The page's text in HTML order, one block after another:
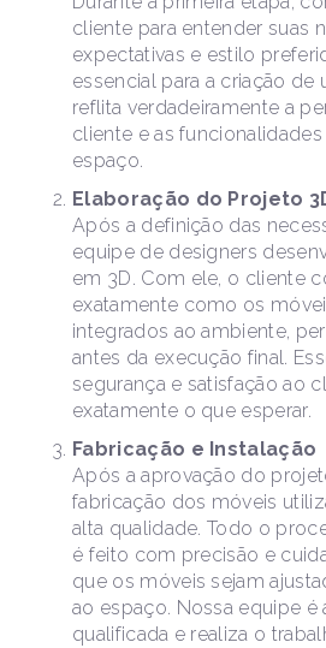
cliente para entender suas
expectativas e estilo
essencial para a criação
reflita verdadeiramente a
cliente e as
espaço.
Elaboração do Projeto
Após a definição das
equipe de designers
em 3D. Com ele, o cliente
exatamente como os
integrados ao ambiente,
antes da execução final.
segurança e satisfação ao
exatamente o que esperar.
Fabricação e Instalação
Após a aprovação do
fabricação dos móveis
alta qualidade. Todo o
é feito com precisão e
que os móveis sejam
ao espaço. Nossa equipe é
qualificada e realiza o